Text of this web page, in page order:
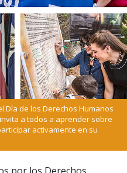
Día de los Derechos Humanos
a todos a aprender sobre
activamente en su
por los Derechos